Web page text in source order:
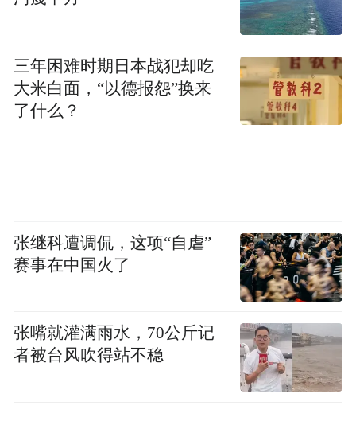
的深度，挖掘法条背后的法理来说服公众，
提升判决公信力。建议深化“院校合作”，发
挥法官实务经验丰富与学者理论功底扎实的
认识调研工作的重要性，将其作为基础性、
战略性工作与审判执行工作同部署、同推
行工作中的重点难点问题深入调研，形成高
质量调研成果；要强化成果转化，建立健全
调研成果应用转化机制，将调研成果转化为
三年困难时期日本战犯却吃
大米白面，“以德报怨”换来
了什么？
张继科遭调侃，这项“自虐”
赛事在中国火了
张嘴就灌满雨水，70公斤记
者被台风吹得站不稳